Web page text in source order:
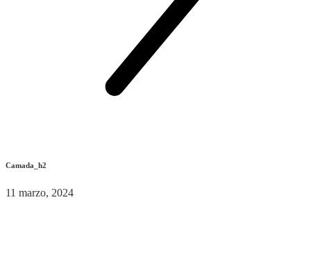
Camada_h2
11 marzo, 2024